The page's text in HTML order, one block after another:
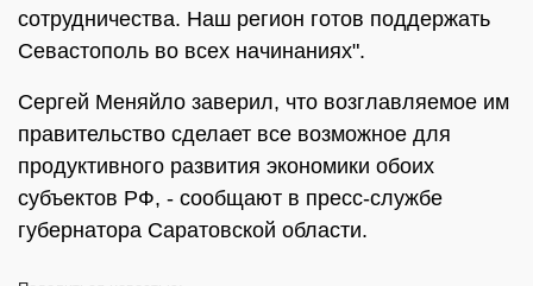
сотрудничества. Наш регион готов поддержать
Севастополь во всех начинаниях".
Сергей Меняйло заверил, что возглавляемое им
правительство сделает все возможное для
продуктивного развития экономики обоих
субъектов РФ, - сообщают в пресс-службе
губернатора Саратовской области.